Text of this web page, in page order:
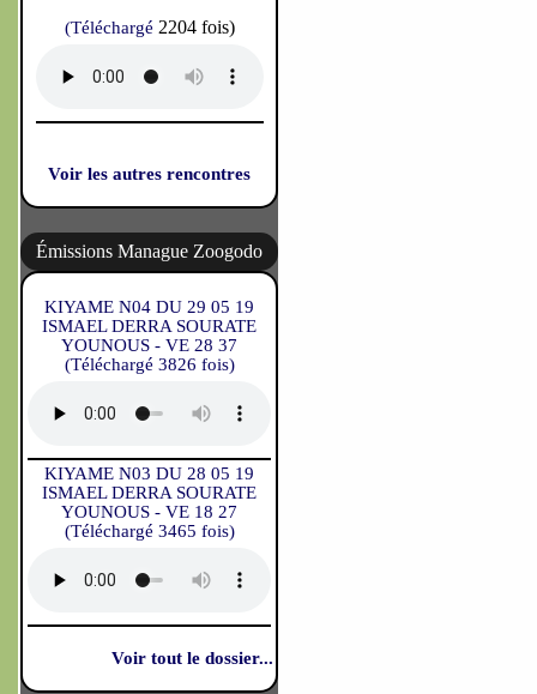
(Téléchargé 2204 fois)
Voir les autres rencontres
Émissions Manague Zoogodo
KIYAME N04 DU 29 05 19
ISMAEL DERRA SOURATE
YOUNOUS - VE 28 37
(Téléchargé 3826 fois)
KIYAME N03 DU 28 05 19
ISMAEL DERRA SOURATE
YOUNOUS - VE 18 27
(Téléchargé 3465 fois)
Voir tout le dossier...